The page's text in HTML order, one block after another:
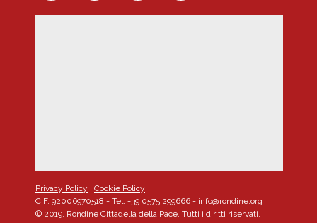
Privacy Policy
Cookie Policy
C.F. 92006970518 - Tel: +39 0575 299666 - info@rondine.org
© 2019. Rondine Cittadella della Pace. Tutti i diritti riservati.